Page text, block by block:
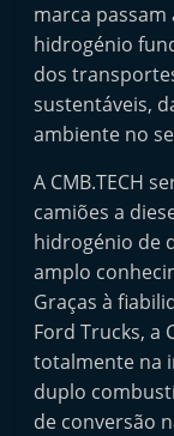
marca
hidrogénio
dos
sustentáveis,
ambiente no
A CMB.TECH
camiões a
hidrogénio de
amplo
Graças à
Ford Trucks, a
totalmente na
duplo
de conversão